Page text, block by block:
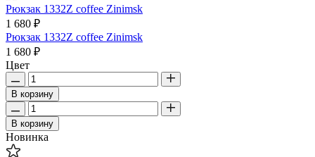
Рюкзак 1332Z coffee Zinimsk
1 680 ₽
Рюкзак 1332Z coffee Zinimsk
1 680 ₽
Цвет
В корзину
В корзину
Новинка